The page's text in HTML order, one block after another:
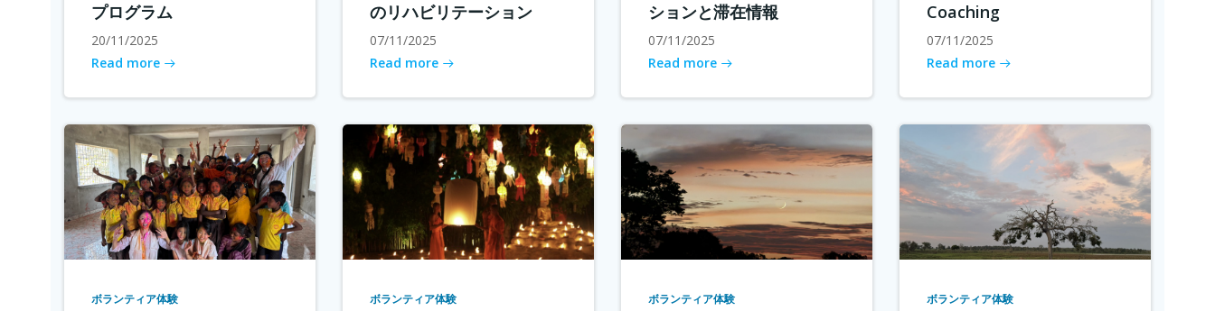
プログラム
20/11/2025
Read more
のリハビリテーション
07/11/2025
Read more
ションと滞在情報
07/11/2025
Read more
Coaching
07/11/2025
Read more
ボランティア体験 ボランティア体験 ボランティア体験 ボランティア体験